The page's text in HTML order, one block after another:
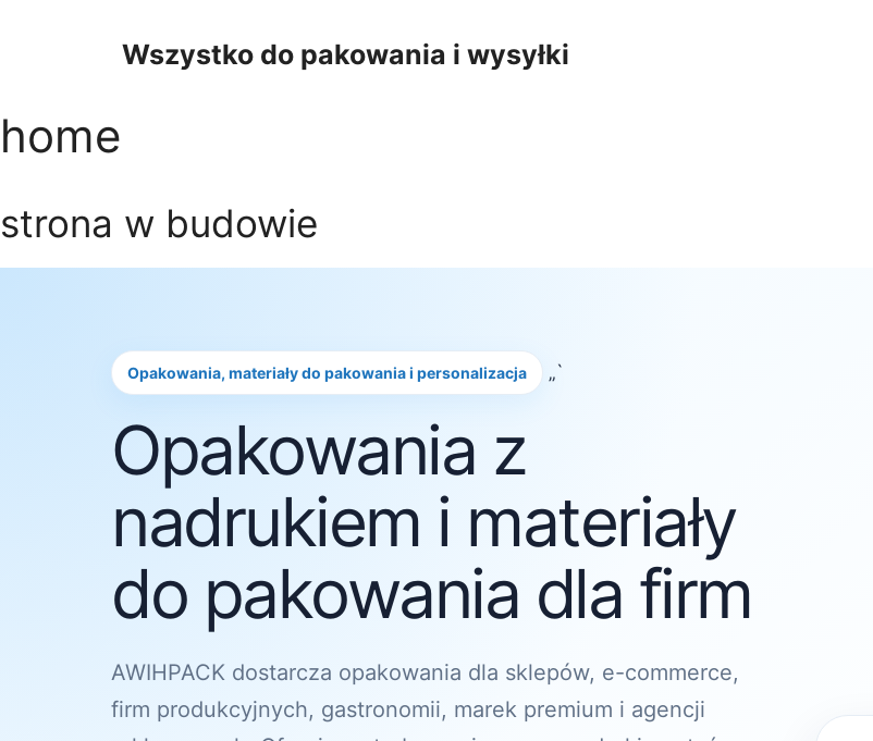
Wszystko do pakowania i wysyłki
home
strona w budowie
Opakowania, materiały do pakowania i personalizacja „`
Opakowania z
nadrukiem i materiały
do pakowania dla firm
AWIHPACK dostarcza opakowania dla sklepów, e-commerce,
firm produkcyjnych, gastronomii, marek premium i agencji